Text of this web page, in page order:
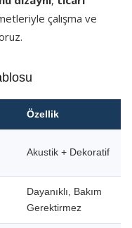
çalışma ve
Özellik
Akustik + Dekoratif
Dayanıklı, Bakım
Gerektirmez